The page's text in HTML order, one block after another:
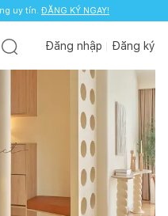
uy tín. ĐĂNG KÝ NGAY!
Đăng nhập Đăng ký